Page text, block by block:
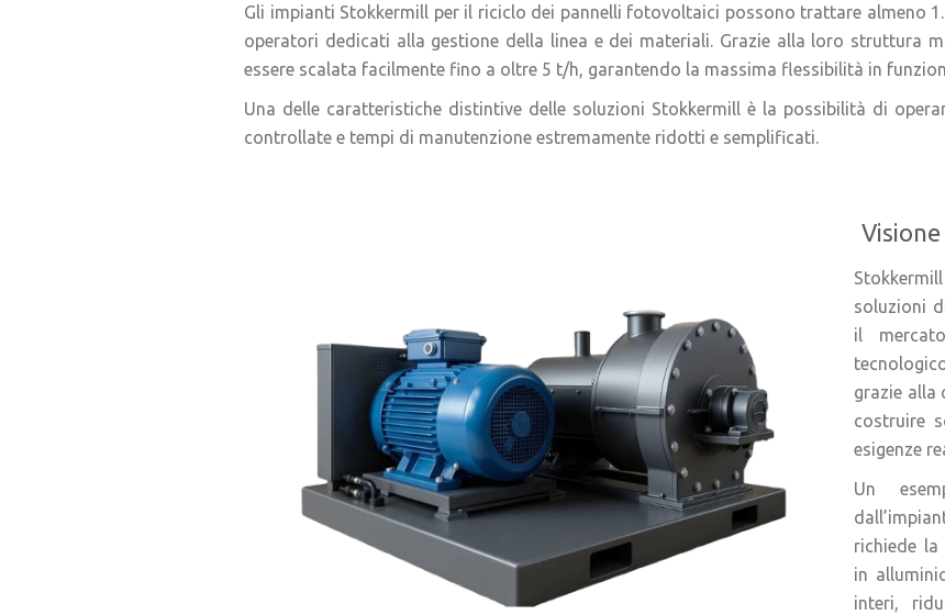
Gli impianti Stokkermill per il riciclo dei pannelli fotovoltaici possono trattare almeno
operatori dedicati alla gestione della linea e dei materiali. Grazie alla loro struttura
essere scalata facilmente fino a oltre 5 t/h, garantendo la massima flessibilità in
Una delle caratteristiche distintive delle soluzioni Stokkermill è la possibilità di
controllate e tempi di manutenzione estremamente ridotti e semplificati.
soluzioni
il
grazie alla
costruire
esigenze
Un
richiede la
in
interi,